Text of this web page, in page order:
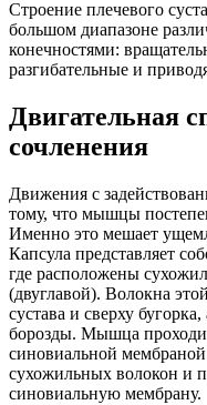
Строение плечевого
большом диапазоне
конечностями:
разгибательные и
Двигательная
сочленения
Движения с
тому, что мышцы
Именно это мешает
Капсула представляет
где расположены
(двуглавой). Волокна
сустава и сверху
борозды. Мышца
синовиальной
сухожильных волокон и
синовиальную мембрану.